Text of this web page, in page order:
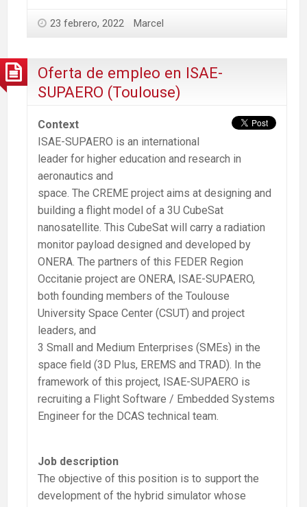
23 febrero, 2022 Marcel
Oferta de empleo en ISAE-
SUPAERO (Toulouse)
Context
ISAE-SUPAERO is an international
leader for higher education and research in
aeronautics and
space. The CREME project aims at designing and
building a flight model of a 3U CubeSat
nanosatellite. This CubeSat will carry a radiation
monitor payload designed and developed by
ONERA. The partners of this FEDER Region
Occitanie project are ONERA, ISAE-SUPAERO,
both founding members of the Toulouse
University Space Center (CSUT) and project
leaders, and
3 Small and Medium Enterprises (SMEs) in the
space field (3D Plus, EREMS and TRAD). In the
framework of this project, ISAE-SUPAERO is
recruiting a Flight Software / Embedded Systems
Engineer for the DCAS technical team.
Job description
The objective of this position is to support the
development of the hybrid simulator whose